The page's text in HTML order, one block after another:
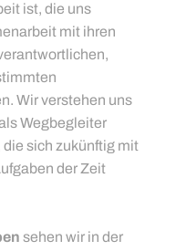
ist, die uns
mit ihren
Wir verstehen uns
Wegbegleiter
sich zukünftig mit
der Zeit
sehen wir in der